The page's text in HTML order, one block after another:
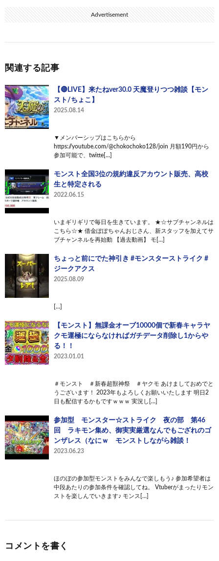
Advertisement
関連する記事
【🔴LIVE】来たねver30.0 天魔登りつつ雑談【モン
スト/ちょこ】
2025.08.14
▼メンバーシップはこちらから
https://youtube.com/@chokochoko128/join 月額190円から
参加可能で、twitte[…]
モンスト全国3位の規約違反アカウント販売、高校
生と特定される
2022.06.15
いまギリギリで毎日を生きています。 ★☆サブチャンネルは
こちら☆★ 借金ぽぽちゃんおじさん、新スタッフを加えてサ
ブチャンネルを再始動 【過去動画】 モ[…]
ちょっと前にでた神引き #モンスターストライク #
ジークアクス
2025.08.09
[…]
【モンスト】無課金オーブ10000個で新春キャラヤ
クモ運極にならなければガチデータ削除し1からや
る！！
2023.01.01
＃モンスト ＃新春超獣神祭 ＃ヤクモ あけましておめでと
うございます！ 2023年もよろしくお願いいたします 明日2
日も配信するかもですｗｗｗ 実況し[…]
参加型 モンスター☆ストライク 夜の部 第46
回 ラキモン集め、御実実厳選なんでもござれのゴ
ンザレス（なにｗ モンストしながら雑談！
2023.06.23
ほのぼの参加型モンストをみんなで楽しもう♪ 参加希望者は
中段あたりの参加条件を確認してね。 Vtuberがまったりモン
ストを楽しんでいきます♪ モンス[…]
コメントを書く